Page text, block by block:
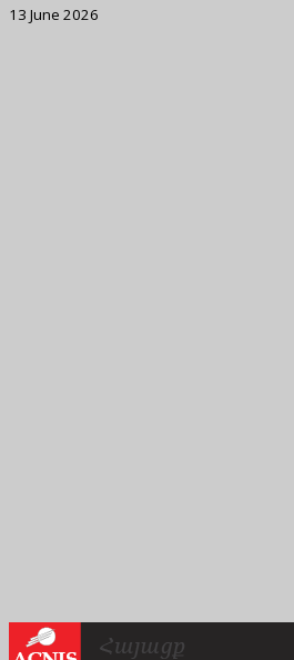
13 June 2026